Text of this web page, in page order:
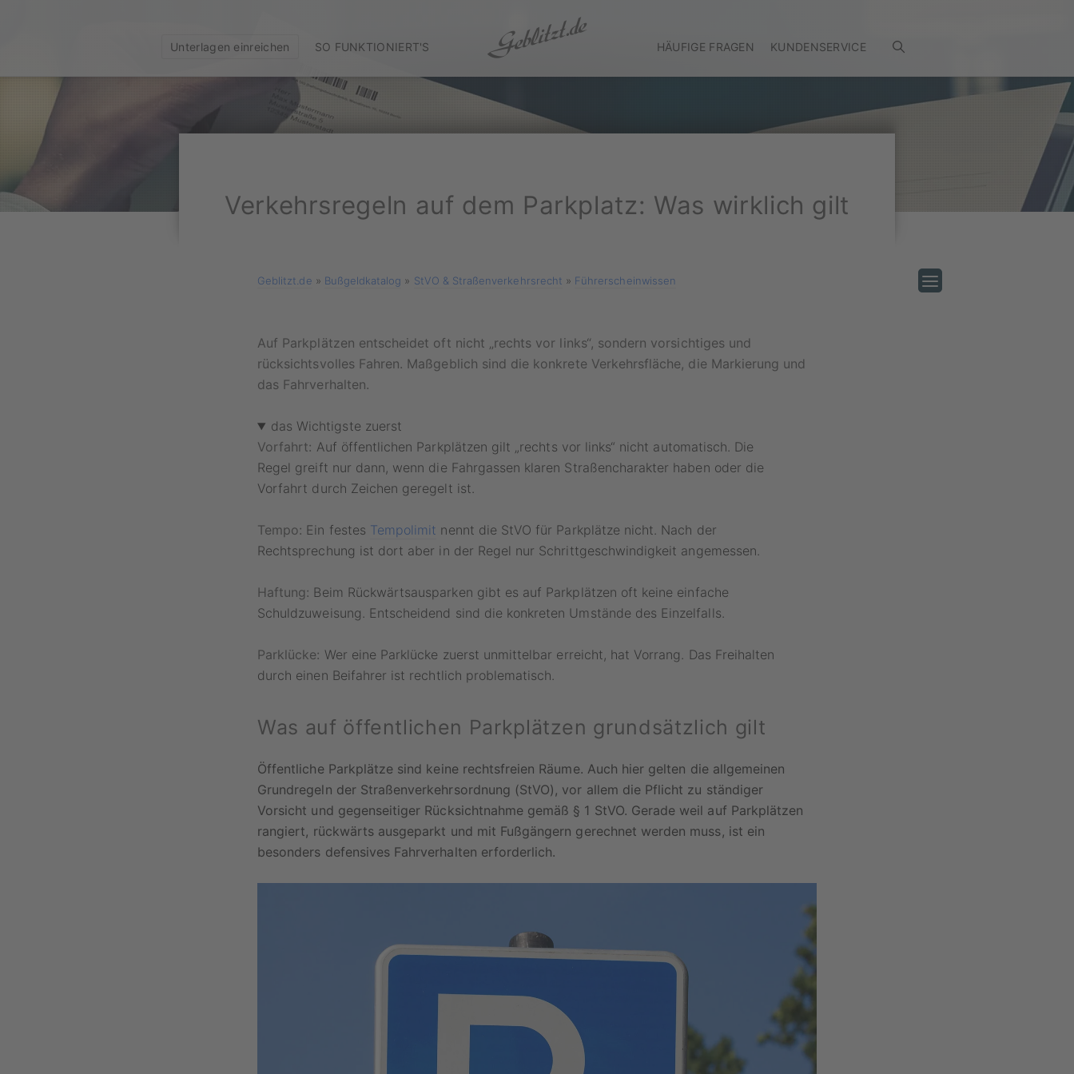
Unterlagen einreichen SO FUNKTIONIERT'S HÄUFIGE FRAGEN KUNDENSERVICE
Verkehrsregeln auf dem Parkplatz: Was wirklich gilt
Geblitzt.de » Bußgeldkatalog » StVO & Straßenverkehrsrecht » Führerscheinwissen
Auf Parkplätzen entscheidet oft nicht „rechts vor links“, sondern vorsichtiges und
rücksichtsvolles Fahren. Maßgeblich sind die konkrete Verkehrsfläche, die Markierung und
das Fahrverhalten.
das Wichtigste zuerst
Vorfahrt: Auf öffentlichen Parkplätzen gilt „rechts vor links“ nicht automatisch. Die
Regel greift nur dann, wenn die Fahrgassen klaren Straßencharakter haben oder die
Vorfahrt durch Zeichen geregelt ist.
Tempo: Ein festes Tempolimit nennt die StVO für Parkplätze nicht. Nach der
Rechtsprechung ist dort aber in der Regel nur Schrittgeschwindigkeit angemessen.
Haftung: Beim Rückwärtsausparken gibt es auf Parkplätzen oft keine einfache
Schuldzuweisung. Entscheidend sind die konkreten Umstände des Einzelfalls.
Parklücke: Wer eine Parklücke zuerst unmittelbar erreicht, hat Vorrang. Das Freihalten
durch einen Beifahrer ist rechtlich problematisch.
Was auf öffentlichen Parkplätzen grundsätzlich gilt
Öffentliche Parkplätze sind keine rechtsfreien Räume. Auch hier gelten die allgemeinen
Grundregeln der Straßenverkehrsordnung (StVO), vor allem die Pflicht zu ständiger
Vorsicht und gegenseitiger Rücksichtnahme gemäß § 1 StVO. Gerade weil auf Parkplätzen
rangiert, rückwärts ausgeparkt und mit Fußgängern gerechnet werden muss, ist ein
besonders defensives Fahrverhalten erforderlich.